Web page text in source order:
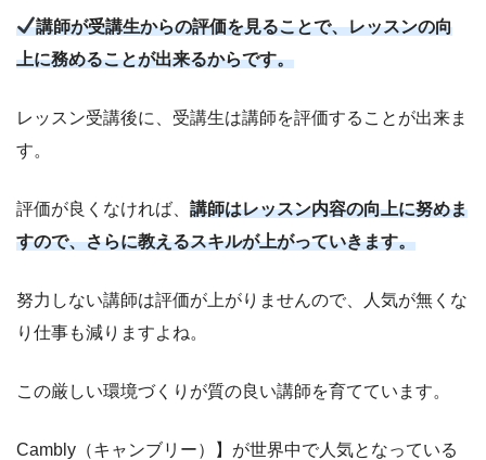
講師が受講生からの評価を見ることで、レッスンの向
上に務めることが出来るからです。
レッスン受講後に、受講生は講師を評価することが出来ま
す。
評価が良くなければ、 講師はレッスン内容の向上に努めま
すので、さらに教えるスキルが上がっていきます。
努力しない講師は評価が上がりませんので、人気が無くな
り仕事も減りますよね。
この厳しい環境づくりが質の良い講師を育てています。
Cambly（キャンブリー）】が世界中で人気となっている